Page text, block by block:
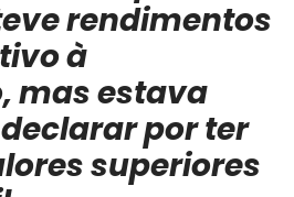
rendimentos
à
mas estava
por ter
superiores